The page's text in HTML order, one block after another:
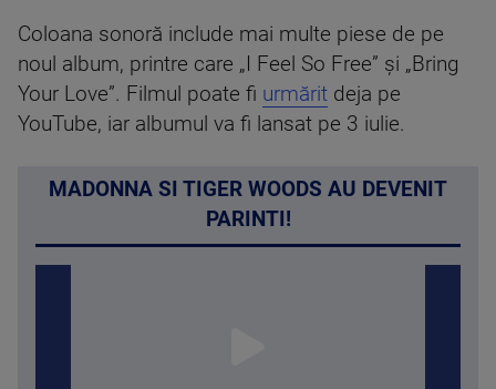
Coloana sonoră include mai multe piese de pe
noul album, printre care „I Feel So Free” și „Bring
Your Love”. Filmul poate fi urmărit deja pe
YouTube, iar albumul va fi lansat pe 3 iulie.
MADONNA SI TIGER WOODS AU DEVENIT
PARINTI!